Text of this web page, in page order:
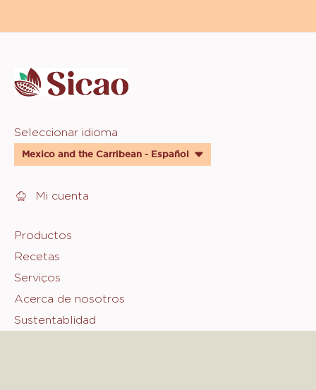
info
Website
quick
links
Seleccionar idioma
Mexico and the Carribean - Español
Mi cuenta
Footer
Sicao
Productos
Recetas
Serviços
Acerca de nosotros
Sustentablidad